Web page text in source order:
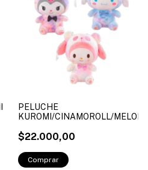
PELUCHE
KUROMI/CINAMOROLL/MELODY
$22.000,00